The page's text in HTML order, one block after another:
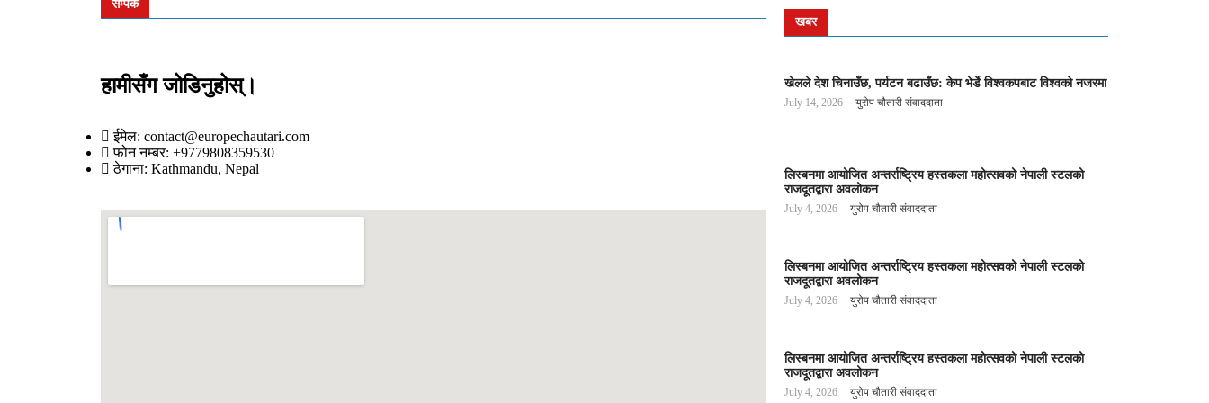
सम्पर्क
हामीसँग जोडिनुहोस्।
ईमेल: contact@europechautari.com
फोन नम्बर: +9779808359530
ठेगाना: Kathmandu, Nepal
खबर
खेलले देश चिनाउँछ, पर्यटन बढाउँछ: केप भेर्डे विश्वकपबाट विश्वको नजरमा
July 14, 2026 युरोप चौतारी संवाददाता
लिस्बनमा आयोजित अन्तर्राष्ट्रिय हस्तकला महोत्सवको नेपाली स्टलको
राजदूतद्वारा अवलोकन
July 4, 2026 युरोप चौतारी संवाददाता
लिस्बनमा आयोजित अन्तर्राष्ट्रिय हस्तकला महोत्सवको नेपाली स्टलको
राजदूतद्वारा अवलोकन
July 4, 2026 युरोप चौतारी संवाददाता
लिस्बनमा आयोजित अन्तर्राष्ट्रिय हस्तकला महोत्सवको नेपाली स्टलको
राजदूतद्वारा अवलोकन
July 4, 2026 युरोप चौतारी संवाददाता